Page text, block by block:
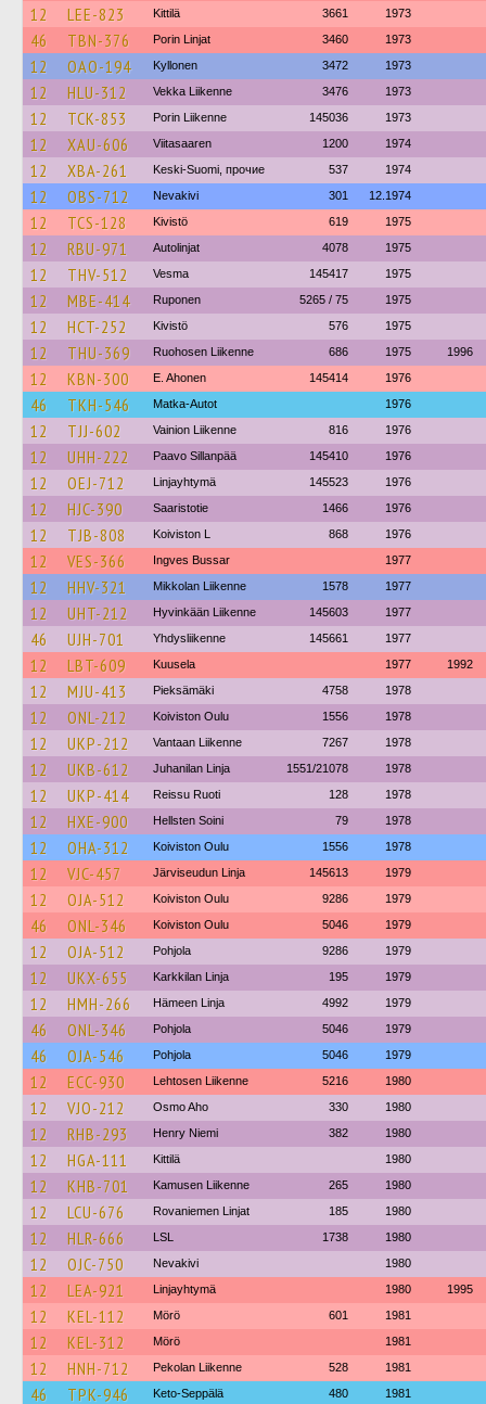
12 LEE-823 Kittilä 3661 1973
46 TBN-376 Porin Linjat 3460 1973
12 OAO-194 Kyllonen 3472 1973
12 HLU-312 Vekka Liikenne 3476 1973
12 TCK-853 Porin Liikenne 145036 1973
12 XAU-606 Viitasaaren 1200 1974
12 XBA-261 Keski-Suomi, прочие 537 1974
12 OBS-712 Nevakivi 301 12.1974
12 TCS-128 Kivistö 619 1975
12 RBU-971 Autolinjat 4078 1975
12 THV-512 Vesma 145417 1975
12 MBE-414 Ruponen 5265 / 75 1975
12 HCT-252 Kivistö 576 1975
12 THU-369 Ruohosen Liikenne 686 1975 1996
12 KBN-300 E. Ahonen 145414 1976
46 TKH-546 Matka-Autot 1976
12 TJJ-602 Vainion Liikenne 816 1976
12 UHH-222 Paavo Sillanpää 145410 1976
12 OEJ-712 Linjayhtymä 145523 1976
12 HJC-390 Saaristotie 1466 1976
12 TJB-808 Koiviston L 868 1976
12 VES-366 Ingves Bussar 1977
12 HHV-321 Mikkolan Liikenne 1578 1977
12 UHT-212 Hyvinkään Liikenne 145603 1977
46 UJH-701 Yhdysliikenne 145661 1977
12 LBT-609 Kuusela 1977 1992
12 MJU-413 Pieksämäki 4758 1978
12 ONL-212 Koiviston Oulu 1556 1978
12 UKP-212 Vantaan Liikenne 7267 1978
12 UKB-612 Juhanilan Linja 1551/21078 1978
12 UKP-414 Reissu Ruoti 128 1978
12 HXE-900 Hellsten Soini 79 1978
12 OHA-312 Koiviston Oulu 1556 1978
12 VJC-457 Järviseudun Linja 145613 1979
12 OJA-512 Koiviston Oulu 9286 1979
46 ONL-346 Koiviston Oulu 5046 1979
12 OJA-512 Pohjola 9286 1979
12 UKX-655 Karkkilan Linja 195 1979
12 HMH-266 Hämeen Linja 4992 1979
46 ONL-346 Pohjola 5046 1979
46 OJA-546 Pohjola 5046 1979
12 ECC-930 Lehtosen Liikenne 5216 1980
12 VJO-212 Osmo Aho 330 1980
12 RHB-293 Henry Niemi 382 1980
12 HGA-111 Kittilä 1980
12 KHB-701 Kamusen Liikenne 265 1980
12 LCU-676 Rovaniemen Linjat 185 1980
12 HLR-666 LSL 1738 1980
12 OJC-750 Nevakivi 1980
12 LEA-921 Linjayhtymä 1980 1995
12 KEL-112 Mörö 601 1981
12 KEL-312 Mörö 1981
12 HNH-712 Pekolan Liikenne 528 1981
46 TPK-946 Keto-Seppälä 480 1981